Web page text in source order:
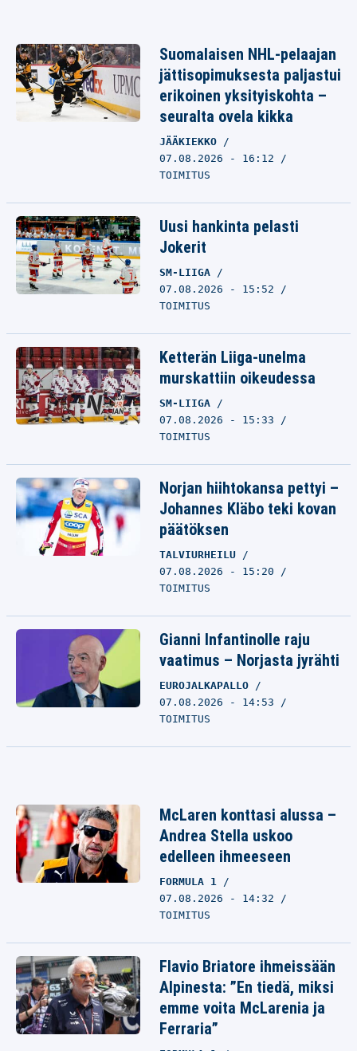
Suomalaisen NHL-pelaajan
jättisopimuksesta paljastui
erikoinen yksityiskohta –
seuralta ovela kikka
JÄÄKIEKKO
07.08.2026 - 16:12
TOIMITUS
Uusi hankinta pelasti
Jokerit
SM-LIIGA
07.08.2026 - 15:52
TOIMITUS
Ketterän Liiga-unelma
murskattiin oikeudessa
SM-LIIGA
07.08.2026 - 15:33
TOIMITUS
Norjan hiihtokansa pettyi –
Johannes Kläbo teki kovan
päätöksen
TALVIURHEILU
07.08.2026 - 15:20
TOIMITUS
Gianni Infantinolle raju
vaatimus – Norjasta jyrähti
EUROJALKAPALLO
07.08.2026 - 14:53
TOIMITUS
McLaren konttasi alussa –
Andrea Stella uskoo
edelleen ihmeeseen
FORMULA 1
07.08.2026 - 14:32
TOIMITUS
Flavio Briatore ihmeissään
Alpinesta: ”En tiedä, miksi
emme voita McLarenia ja
Ferraria”